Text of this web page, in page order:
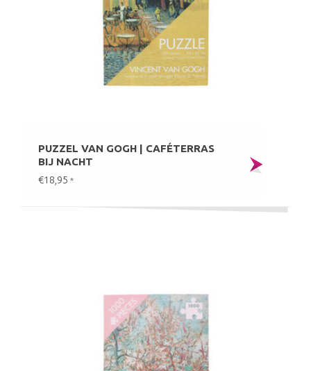
PUZZEL VAN GOGH | CAFÉTERRAS
BIJ NACHT
€18,95 *